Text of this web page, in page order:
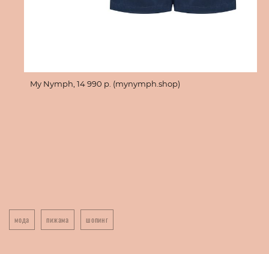
My Nymph, 14 990 p. (mynymph.shop)
мода пижама шопинг